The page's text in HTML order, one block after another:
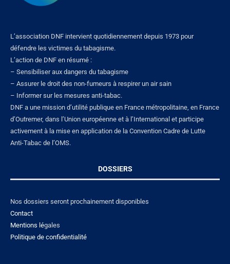
L’association DNF intervient quotidiennement depuis 1973 pour
défendre les victimes du tabagisme.
L’action de DNF en résumé :
– Sensibiliser aux dangers du tabagisme
– Assurer le droit des non-fumeurs à respirer un air sain
– Informer sur les mesures anti-tabac.
DNF a une mission d’utilité publique en France métropolitaine, en France
d’Outremer, dans l’Union européenne et à l’International et participe
activement à la mise en application de la Convention Cadre de Lutte
Anti-Tabac de l’OMS.
DOSSIERS
Nos dossiers seront prochainement disponibles
Contact
Mentions légales
Politique de confidentialité